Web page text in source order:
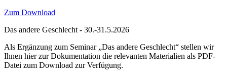
Zum Download
Das andere Geschlecht - 30.-31.5.2026
Als Ergänzung zum Seminar „Das andere Geschlecht“ stellen wir
Ihnen hier zur Dokumentation die relevanten Materialien als PDF-
Datei zum Download zur Verfügung.